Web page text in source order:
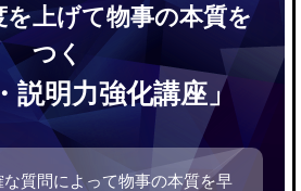
を上げて物事の本質を
つく
説明力強化講座」
質問によって物事の本質を早